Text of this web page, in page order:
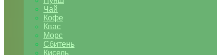
Чай
Кофе
Квас
Морс
Сбитень
Кисель